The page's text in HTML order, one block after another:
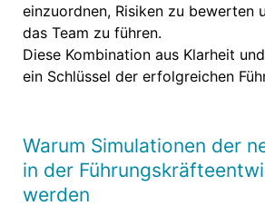
einzuordnen, Risiken zu bewerten
das Team zu führen.
Diese Kombination aus Klarheit
ein Schlüssel der erfolgreichen
Warum Simulationen der
in der
werden